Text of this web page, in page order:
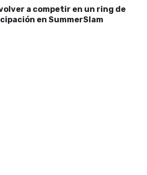
a competir en un ring de
en SummerSlam